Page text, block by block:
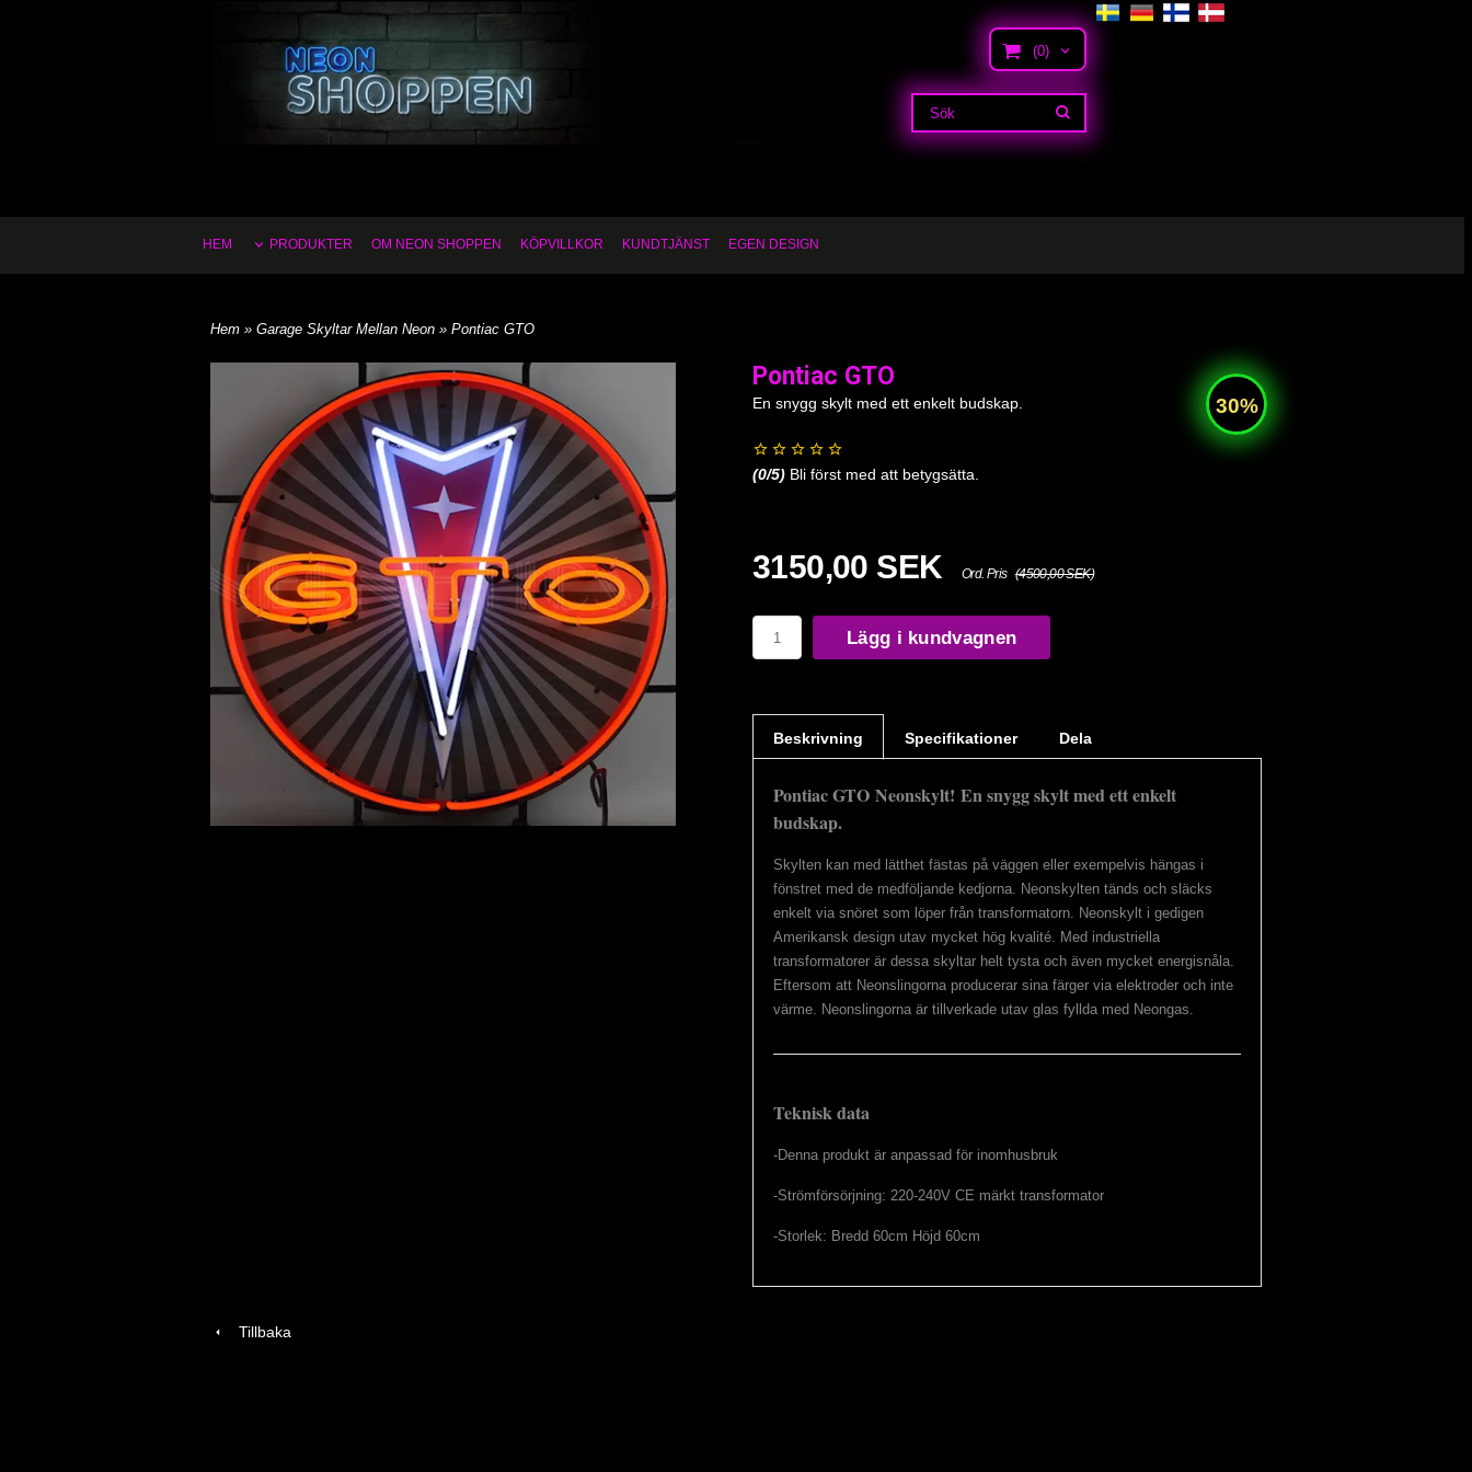
(0)
HEM PRODUKTER OM NEON SHOPPEN KÖPVILLKOR KUNDTJÄNST EGEN DESIGN
Hem » Garage Skyltar Mellan Neon » Pontiac GTO
Pontiac GTO
En snygg skylt med ett enkelt budskap.
(0/5) Bli först med att betygsätta.
3150,00 SEK Ord. Pris (4500,00 SEK)
Lägg i kundvagnen
Beskrivning Specifikationer Dela
Pontiac GTO Neonskylt! En snygg skylt med ett enkelt
budskap.
Skylten kan med lätthet fästas på väggen eller exempelvis hängas i
fönstret med de medföljande kedjorna. Neonskylten tänds och släcks
enkelt via snöret som löper från transformatorn. Neonskylt i gedigen
Amerikansk design utav mycket hög kvalité. Med industriella
transformatorer är dessa skyltar helt tysta och även mycket energisnåla.
Eftersom att Neonslingorna producerar sina färger via elektroder och inte
värme. Neonslingorna är tillverkade utav glas fyllda med Neongas.
Teknisk data
-Denna produkt är anpassad för inomhusbruk
-Strömförsörjning: 220-240V CE märkt transformator
-Storlek: Bredd 60cm Höjd 60cm
Tillbaka